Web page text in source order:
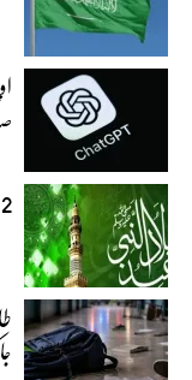
12 ربیع الاول کی
جاکر